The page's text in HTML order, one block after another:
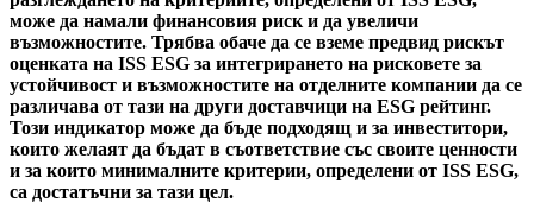
може да намали финансовия риск и да увеличи
възможностите. Трябва обаче да се вземе предвид рискът
оценката на ISS ESG за интегрирането на рисковете за
устойчивост и възможностите на отделните компании да се
различава от тази на други доставчици на ESG рейтинг.
Този индикатор може да бъде подходящ и за инвеститори,
които желаят да бъдат в съответствие със своите ценности
и за които минималните критерии, определени от ISS ESG,
са достатъчни за тази цел.